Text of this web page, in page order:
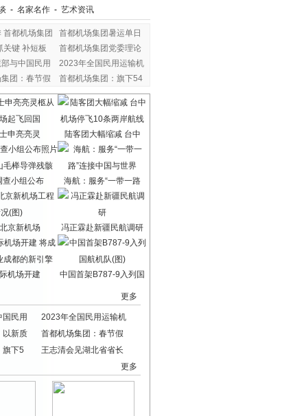
- 名家名作 - 艺术资讯
首都机场集团
首都机场集团暑运单日
关键 补短板
首都机场集团党委理论
与中国民用
2023年全国民用运输机
团：春节假
首都机场集团：旗下54
申亮亮灵 陆客团大幅缩减 台中
查小组公布 海航：服务“一带一路
京新机场 冯正霖赴新疆民航调研
机场开建 中国首架B787-9入列国
更多
民用
2023年全国民用运输机
以新质
首都机场集团：春节假
旗下5
王志清会见湖北省省长
更多